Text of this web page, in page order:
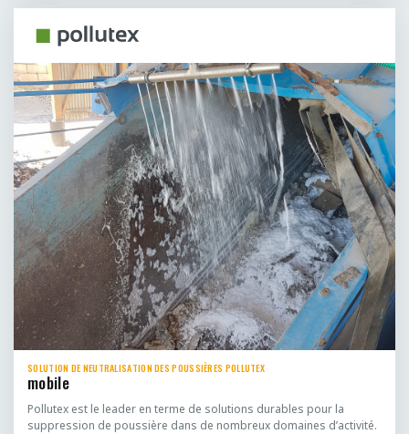
SOLUTION DE NEUTRALISATION DES POUSSIÈRES POLLUTEX
mobile
Pollutex est le leader en terme de solutions durables pour la
suppression de poussière dans de nombreux domaines d’activité.